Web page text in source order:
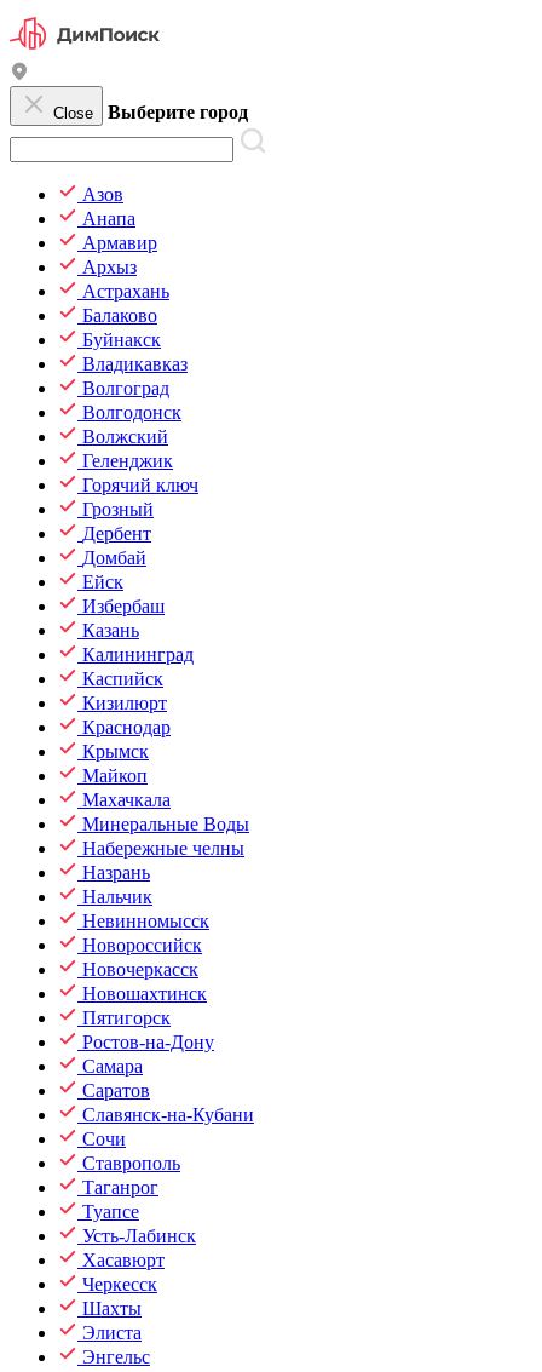
Close Выберите город
Азов
Анапа
Армавир
Архыз
Астрахань
Балаково
Буйнакск
Владикавказ
Волгоград
Волгодонск
Волжский
Геленджик
Горячий ключ
Грозный
Дербент
Домбай
Ейск
Избербаш
Казань
Калининград
Каспийск
Кизилюрт
Краснодар
Крымск
Майкоп
Махачкала
Минеральные Воды
Набережные челны
Назрань
Нальчик
Невинномысск
Новороссийск
Новочеркасск
Новошахтинск
Пятигорск
Ростов-на-Дону
Самара
Саратов
Славянск-на-Кубани
Сочи
Ставрополь
Таганрог
Туапсе
Усть-Лабинск
Хасавюрт
Черкесск
Шахты
Элиста
Энгельс